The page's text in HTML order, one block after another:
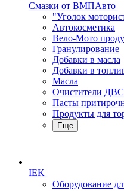
Смазки от ВМПАвто
"Уголок
Автокосметика
Вело-Мото
Гранулирование
Добавки в масла
Добавки в
Масла
Очистители ДВС
Пасты
Продукты для
Еще
IEK
Оборудование